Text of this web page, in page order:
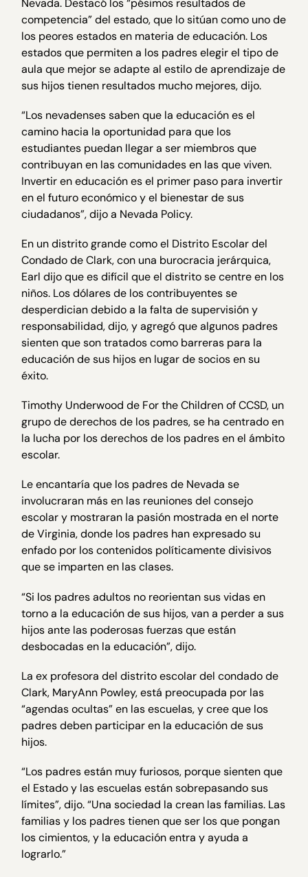
competencia” del estado, que lo sitúan como uno de
los peores estados en materia de educación. Los
estados que permiten a los padres elegir el tipo de
aula que mejor se adapte al estilo de aprendizaje de
sus hijos tienen resultados mucho mejores, dijo.
“Los nevadenses saben que la educación es el
camino hacia la oportunidad para que los
estudiantes puedan llegar a ser miembros que
contribuyan en las comunidades en las que viven.
Invertir en educación es el primer paso para invertir
en el futuro económico y el bienestar de sus
ciudadanos”, dijo a Nevada Policy.
En un distrito grande como el Distrito Escolar del
Condado de Clark, con una burocracia jerárquica,
Earl dijo que es difícil que el distrito se centre en los
niños. Los dólares de los contribuyentes se
desperdician debido a la falta de supervisión y
responsabilidad, dijo, y agregó que algunos padres
sienten que son tratados como barreras para la
educación de sus hijos en lugar de socios en su
éxito.
Timothy Underwood de For the Children of CCSD, un
grupo de derechos de los padres, se ha centrado en
la lucha por los derechos de los padres en el ámbito
escolar.
Le encantaría que los padres de Nevada se
involucraran más en las reuniones del consejo
escolar y mostraran la pasión mostrada en el norte
de Virginia, donde los padres han expresado su
enfado por los contenidos políticamente divisivos
que se imparten en las clases.
“Si los padres adultos no reorientan sus vidas en
torno a la educación de sus hijos, van a perder a sus
hijos ante las poderosas fuerzas que están
desbocadas en la educación”, dijo.
La ex profesora del distrito escolar del condado de
Clark, MaryAnn Powley, está preocupada por las
“agendas ocultas” en las escuelas, y cree que los
padres deben participar en la educación de sus
hijos.
“Los padres están muy furiosos, porque sienten que
el Estado y las escuelas están sobrepasando sus
límites”, dijo. “Una sociedad la crean las familias. Las
familias y los padres tienen que ser los que pongan
los cimientos, y la educación entra y ayuda a
lograrlo.”